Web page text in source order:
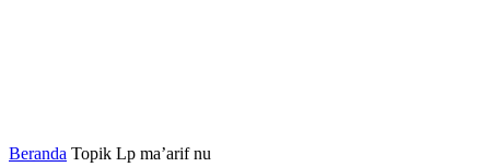
Beranda Topik Lp ma’arif nu